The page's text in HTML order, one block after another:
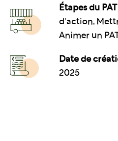
Étapes du PAT
d'action,
Animer un
Date de
2025